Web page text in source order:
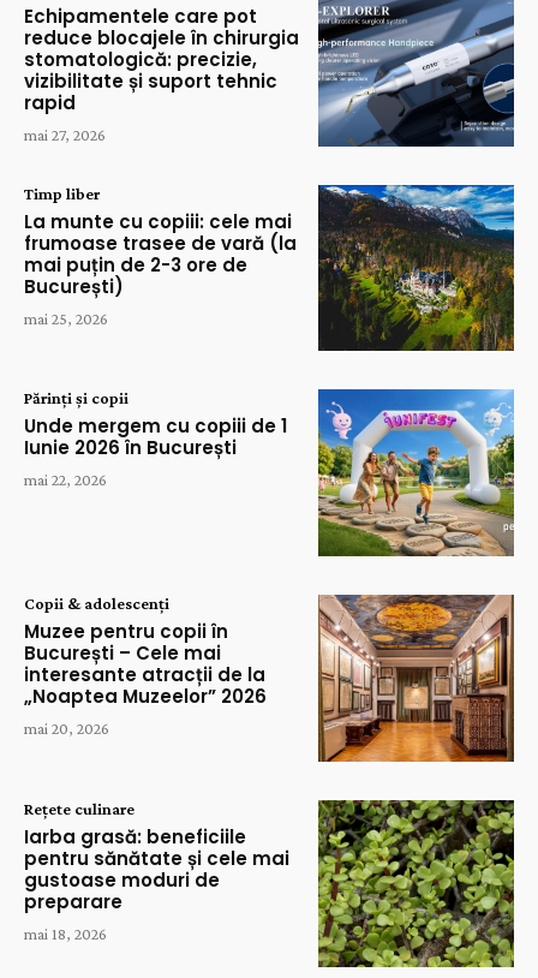
Echipamentele care pot
reduce blocajele în chirurgia
stomatologică: precizie,
vizibilitate și suport tehnic
rapid
mai 27, 2026
Timp liber
La munte cu copiii: cele mai
frumoase trasee de vară (la
mai puțin de 2-3 ore de
București)
mai 25, 2026
Părinți și copii
Unde mergem cu copiii de 1
Iunie 2026 în București
mai 22, 2026
Copii & adolescenți
Muzee pentru copii în
București – Cele mai
interesante atracții de la
„Noaptea Muzeelor” 2026
mai 20, 2026
Rețete culinare
Iarba grasă: beneficiile
pentru sănătate și cele mai
gustoase moduri de
preparare
mai 18, 2026